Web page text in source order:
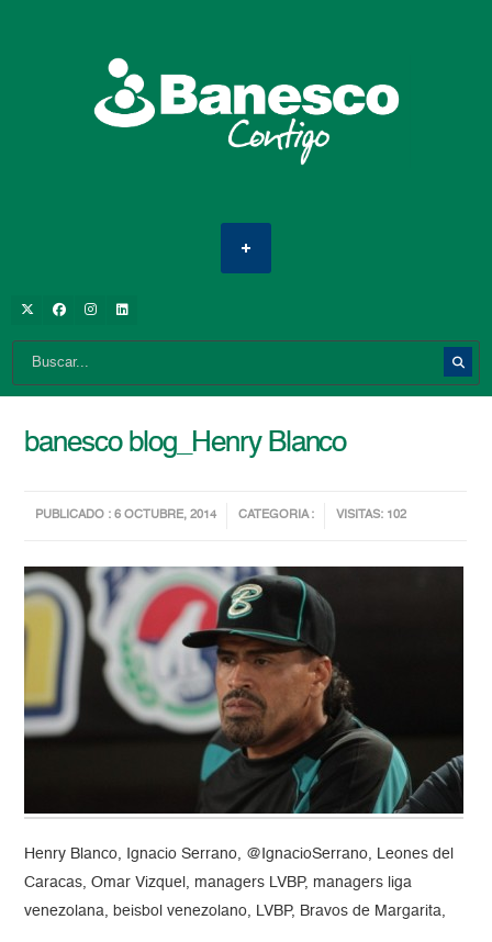
banesco blog_Henry Blanco
PUBLICADO : 6 OCTUBRE, 2014 CATEGORIA : VISITAS: 102
Henry Blanco, Ignacio Serrano, @IgnacioSerrano, Leones del
Caracas, Omar Vizquel, managers LVBP, managers liga
venezolana, beisbol venezolano, LVBP, Bravos de Margarita,